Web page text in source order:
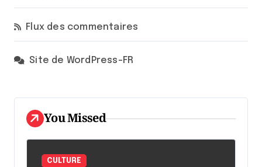
Flux des commentaires
Site de WordPress-FR
You Missed
CULTURE